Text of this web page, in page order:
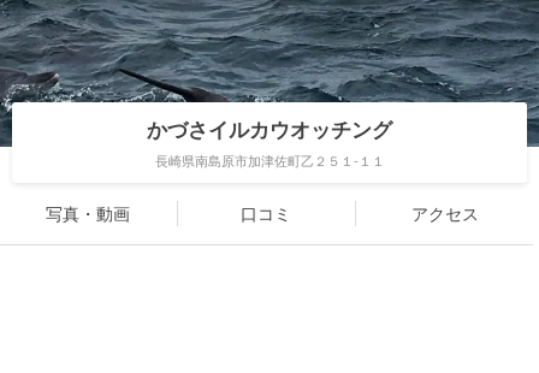
かづさイルカウオッチング
長崎県南島原市加津佐町乙２５１-１１
写真・動画 口コミ アクセス